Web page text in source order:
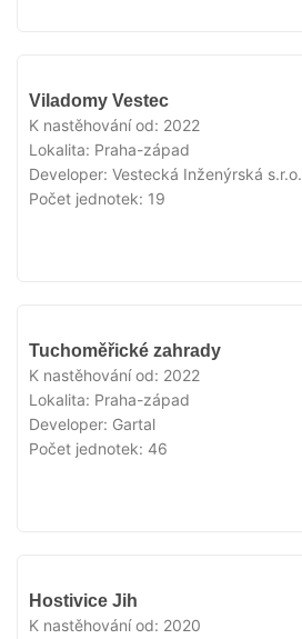
Viladomy Vestec
K nastěhování od: 2022
Lokalita: Praha-západ
Developer: Vestecká Inženýrská s.r.o.
Počet jednotek: 19
Tuchoměřické zahrady
K nastěhování od: 2022
Lokalita: Praha-západ
Developer: Gartal
Počet jednotek: 46
Hostivice Jih
K nastěhování od: 2020